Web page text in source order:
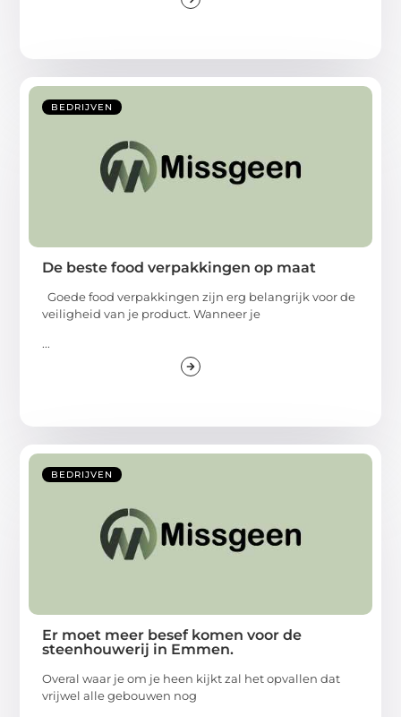
BEDRIJVEN
De beste food verpakkingen op maat
Goede food verpakkingen zijn erg belangrijk voor de
veiligheid van je product. Wanneer je
...
BEDRIJVEN
Er moet meer besef komen voor de
steenhouwerij in Emmen.
Overal waar je om je heen kijkt zal het opvallen dat
vrijwel alle gebouwen nog